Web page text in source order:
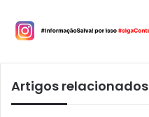
Artigos relacionados